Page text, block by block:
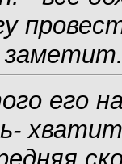
его
хватит